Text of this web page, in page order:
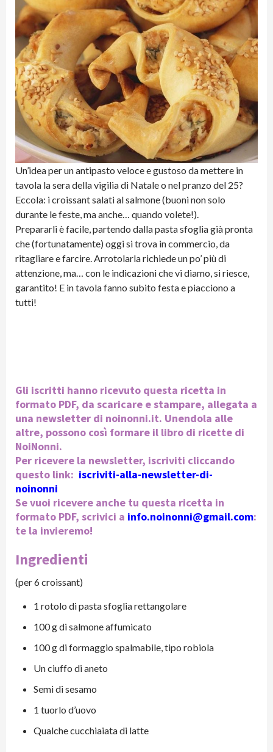
Un’idea per un antipasto veloce e gustoso da mettere in
tavola la sera della vigilia di Natale o nel pranzo del 25?
Eccola: i croissant salati al salmone (buoni non solo
durante le feste, ma anche… quando volete!).
Prepararli è facile, partendo dalla pasta sfoglia già pronta
che (fortunatamente) oggi si trova in commercio, da
ritagliare e farcire. Arrotolarla richiede un po’ più di
attenzione, ma… con le indicazioni che vi diamo, si riesce,
garantito! E in tavola fanno subito festa e piacciono a
tutti!
Gli iscritti hanno ricevuto questa ricetta in
formato PDF, da scaricare e stampare, allegata a
una newsletter di noinonni.it. Unendola alle
altre, possono così formare il libro di ricette di
NoiNonni.
Per ricevere la newsletter, iscriviti cliccando
questo link: iscriviti-alla-newsletter-di-
noinonni
Se vuoi ricevere anche tu questa ricetta in
formato PDF, scrivici a info.noinonni@gmail.com:
te la invieremo!
Ingredienti
(per 6 croissant)
1 rotolo di pasta sfoglia rettangolare
100 g di salmone affumicato
100 g di formaggio spalmabile, tipo robiola
Un ciuffo di aneto
Semi di sesamo
1 tuorlo d’uovo
Qualche cucchiaiata di latte